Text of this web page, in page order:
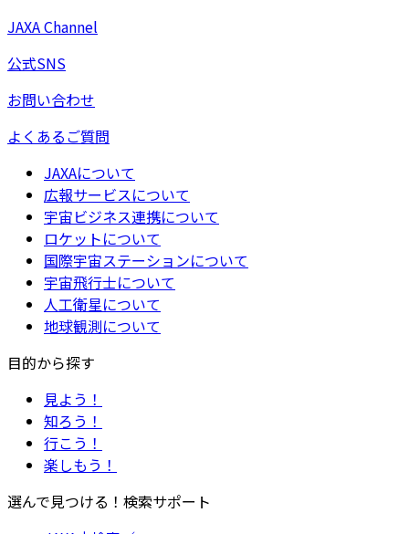
JAXA Channel
公式SNS
お問い合わせ
よくあるご質問
JAXAについて
広報サービスについて
宇宙ビジネス連携について
ロケットについて
国際宇宙ステーションについて
宇宙飛行士について
人工衛星について
地球観測について
目的から探す
見よう！
知ろう！
行こう！
楽しもう！
選んで見つける！検索サポート